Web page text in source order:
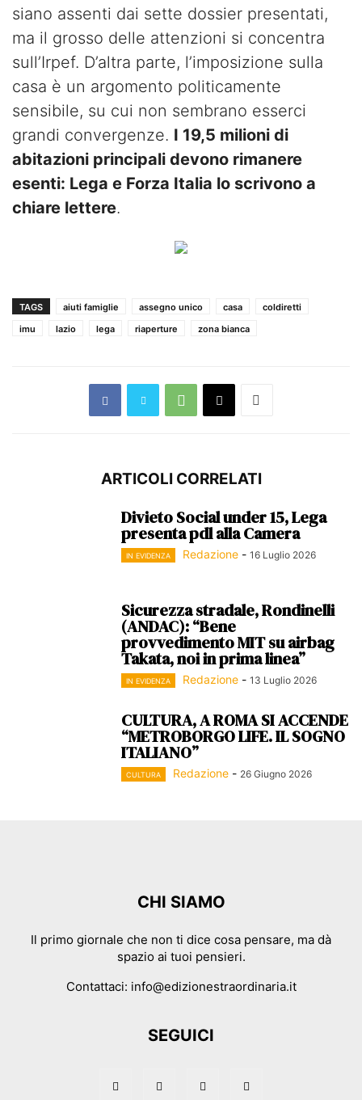
siano assenti dai sette dossier presentati,
ma il grosso delle attenzioni si concentra
sull’Irpef. D’altra parte, l’imposizione sulla
casa è un argomento politicamente
sensibile, su cui non sembrano esserci
grandi convergenze. I 19,5 milioni di
abitazioni principali devono rimanere
esenti: Lega e Forza Italia lo scrivono a
chiare lettere.
TAGS aiuti famiglie assegno unico casa
coldiretti
imu
lazio lega riaperture zona bianca
ARTICOLI CORRELATI
Divieto Social under 15, Lega
presenta pdl alla Camera
IN EVIDENZA Redazione - 16 Luglio 2026
Sicurezza stradale, Rondinelli
(ANDAC): “Bene
provvedimento MIT su airbag
Takata, noi in prima linea”
IN EVIDENZA Redazione - 13 Luglio 2026
CULTURA, A ROMA SI ACCENDE
“METROBORGO LIFE. IL SOGNO
ITALIANO”
CULTURA Redazione - 26 Giugno 2026
CHI SIAMO
Il primo giornale che non ti dice cosa pensare, ma dà
spazio ai tuoi pensieri.
Contattaci: info@edizionestraordinaria.it
SEGUICI